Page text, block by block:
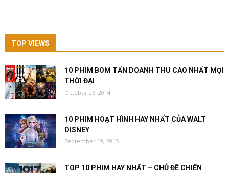
TOP VIEWS
10 PHIM BOM TẤN DOANH THU CAO NHẤT MỌI
THỜI ĐẠI
October 26, 2014
10 PHIM HOẠT HÌNH HAY NHẤT CỦA WALT
DISNEY
September 19, 2015
TOP 10 PHIM HAY NHẤT – CHỦ ĐỀ CHIẾN